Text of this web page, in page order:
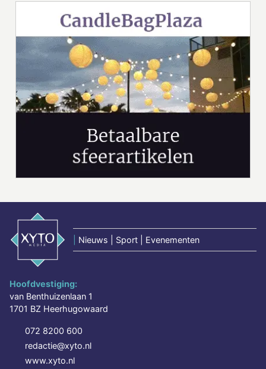
Nieuws | Sport | Evenementen
Hoofdvestiging:
van Benthuizenlaan 1
1701 BZ Heerhugowaard
072 8200 600
redactie@xyto.nl
www.xyto.nl